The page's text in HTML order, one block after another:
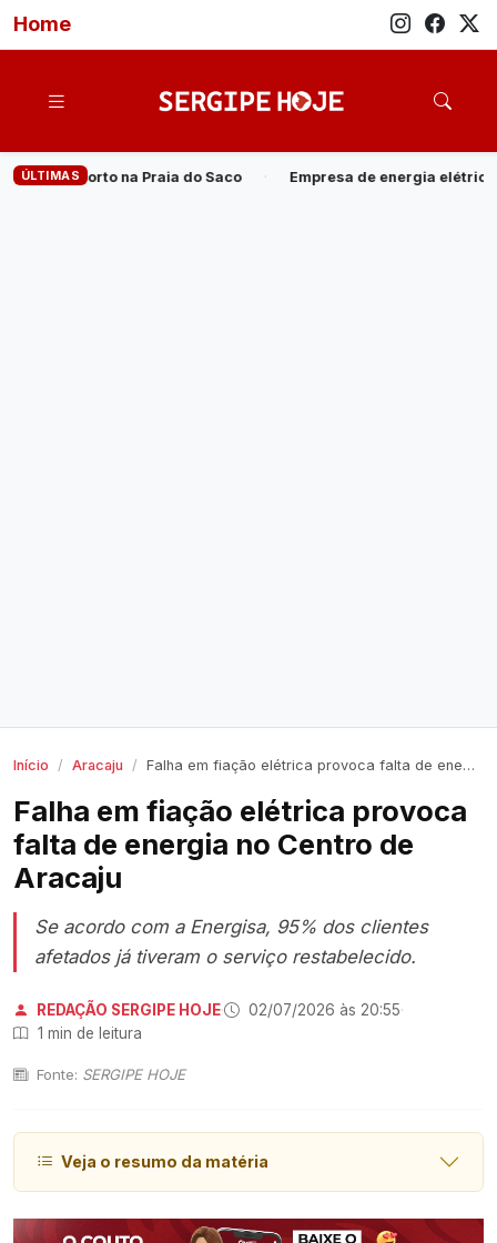
Home
ÚLTIMAS
Saco · Empresa de energia elétrica oferta 20 vagas para
Início Aracaju Falha em fiação elétrica provoca falta de energia no Centro de Aracaju
Falha em fiação elétrica provoca
falta de energia no Centro de
Aracaju
Se acordo com a Energisa, 95% dos clientes
afetados já tiveram o serviço restabelecido.
REDAÇÃO SERGIPE HOJE· 02/07/2026 às 20:55·
1 min de leitura
Fonte: SERGIPE HOJE
Veja o resumo da matéria